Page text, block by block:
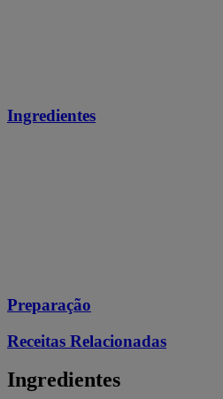
Ingredientes
Preparação
Receitas Relacionadas
Ingredientes